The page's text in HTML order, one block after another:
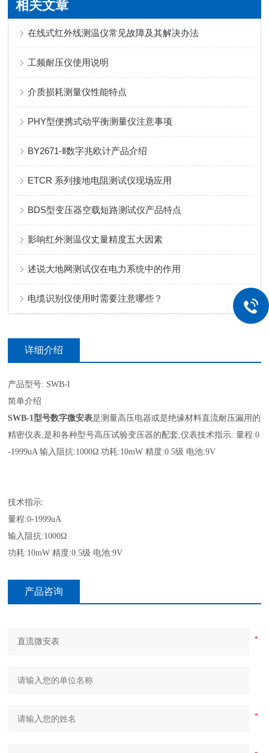
相关文章
在线式红外线测温仪常见故障及其解决办法
工频耐压仪使用说明
介质损耗测量仪性能特点
PHY型便携式动平衡测量仪注意事项
BY2671-Ⅱ数字兆欧计产品介绍
ETCR 系列接地电阻测试仪现场应用
BDS型变压器空载短路测试仪产品特点
影响红外测温仪丈量精度五大因素
述说大地网测试仪在电力系统中的作用
电缆识别仪使用时需要注意哪些？
详细介绍
产品型号: SWB-I
简单介绍
SWB-1型号数字微安表是测量高压电器或是绝缘材料直流耐压漏用的
精密仪表,是和各种型号高压试验变压器的配套,仪表技术指示: 量程:0
-1999uA 输入阻抗:1000Ω 功耗:10mW 精度:0.5级 电池:9V
技术指示:
量程:0-1999uA
输入阻抗:1000Ω
功耗:10mW 精度:0.5级 电池:9V
产品咨询